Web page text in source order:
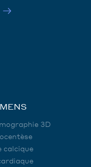
3D
calcique